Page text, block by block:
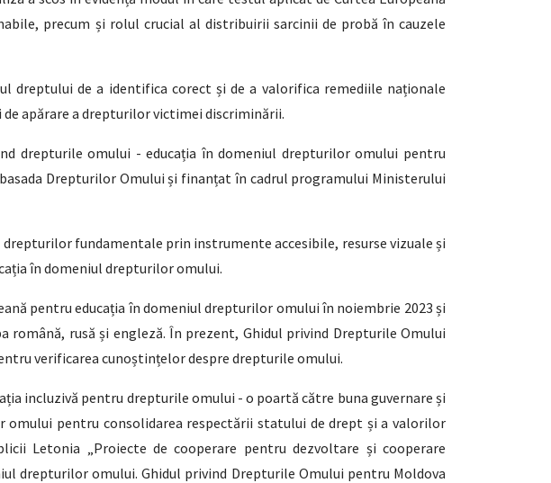
precum și rolul crucial al distribuirii sarcinii de probă în cauzele
dreptului de a identifica corect și de a valorifica remediile naționale
apărare a drepturilor victimei discriminării.
drepturile omului - educația în domeniul drepturilor omului pentru
Drepturilor Omului și finanțat în cadrul programului Ministerului
fundamentale prin instrumente accesibile, resurse vizuale și
în domeniul drepturilor omului.
pentru educația în domeniul drepturilor omului în noiembrie 2023 și
română, rusă și engleză. În prezent, Ghidul privind Drepturile Omului
verificarea cunoștințelor despre drepturile omului.
incluzivă pentru drepturile omului - o poartă către buna guvernare și
omului pentru consolidarea respectării statului de drept și a valorilor
Letonia „Proiecte de cooperare pentru dezvoltare și cooperare
drepturilor omului. Ghidul privind Drepturile Omului pentru Moldova